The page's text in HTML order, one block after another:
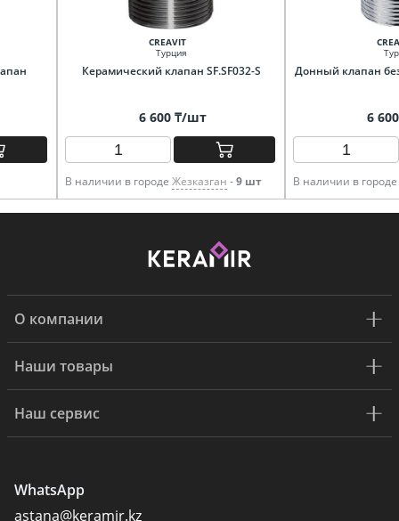
CREAVIT
Турция
Керамический клапан SF.SF032-S
6 600 ₸/шт
В наличии в городе Жезказган -9 шт
Донный клапан
6
В наличии в городе
О компании
Наши товары
Наш сервис
WhatsApp
astana@keramir.kz